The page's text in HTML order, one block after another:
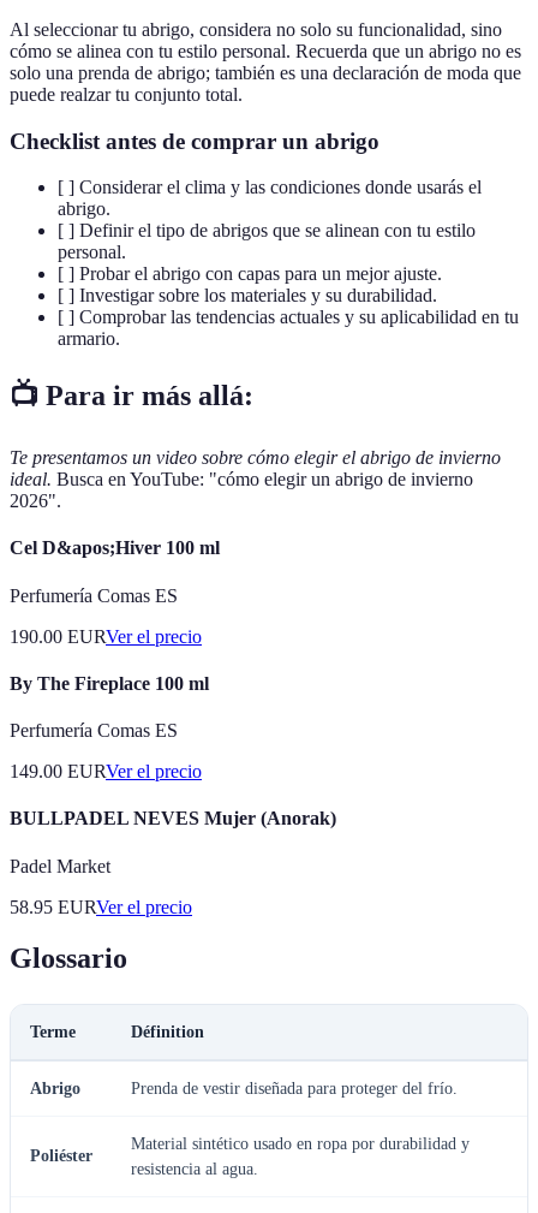
Al seleccionar tu abrigo, considera no solo su funcionalidad, sino
cómo se alinea con tu estilo personal. Recuerda que un abrigo no es
solo una prenda de abrigo; también es una declaración de moda que
puede realzar tu conjunto total.
Checklist antes de comprar un abrigo
[ ] Considerar el clima y las condiciones donde usarás el
abrigo.
[ ] Definir el tipo de abrigos que se alinean con tu estilo
personal.
[ ] Probar el abrigo con capas para un mejor ajuste.
[ ] Investigar sobre los materiales y su durabilidad.
[ ] Comprobar las tendencias actuales y su aplicabilidad en tu
armario.
📺 Para ir más allá:
Te presentamos un video sobre cómo elegir el abrigo de invierno
ideal. Busca en YouTube: "cómo elegir un abrigo de invierno
2026".
Cel D&apos;Hiver 100 ml
Perfumería Comas ES
190.00 EURVer el precio
By The Fireplace 100 ml
Perfumería Comas ES
149.00 EURVer el precio
BULLPADEL NEVES Mujer (Anorak)
Padel Market
58.95 EURVer el precio
Glossario
Terme Définition
Abrigo Prenda de vestir diseñada para proteger del frío.
Poliéster
Material sintético usado en ropa por durabilidad y
resistencia al agua.